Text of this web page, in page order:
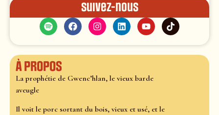
Suivez-nous
À propos
La prophétie de Gwenc’hlan, le vieux barde
aveugle
Il voit le porc sortant du bois, vieux et usé, et le